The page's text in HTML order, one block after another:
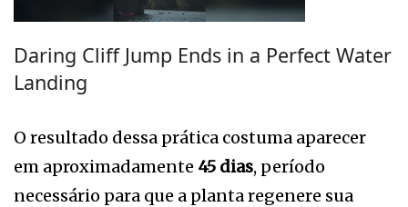
Daring Cliff Jump Ends in a Perfect Water
Landing
O resultado dessa prática costuma aparecer
em aproximadamente 45 dias, período
necessário para que a planta regenere sua